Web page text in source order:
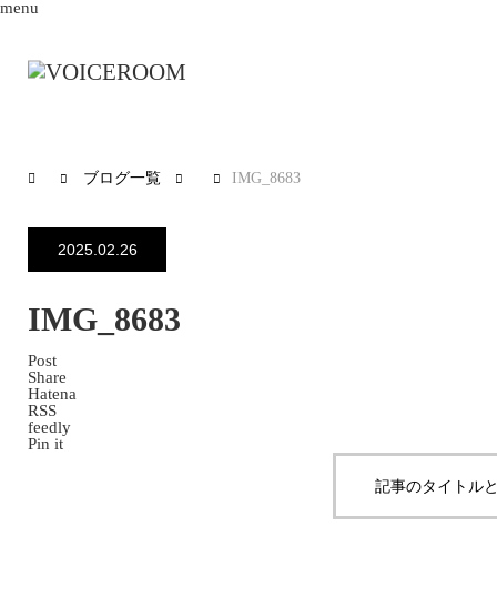
menu
ブログ一覧 IMG_8683
2025.02.26
IMG_8683
Post
Share
Hatena
RSS
feedly
Pin it
記事のタイトル